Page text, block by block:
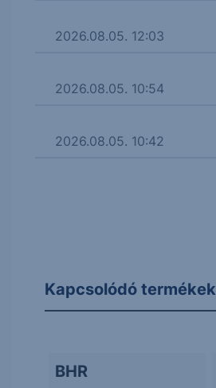
2026.08.05. 12:03
2026.08.05. 10:54
2026.08.05. 10:42
Kapcsolódó termékek
BHR